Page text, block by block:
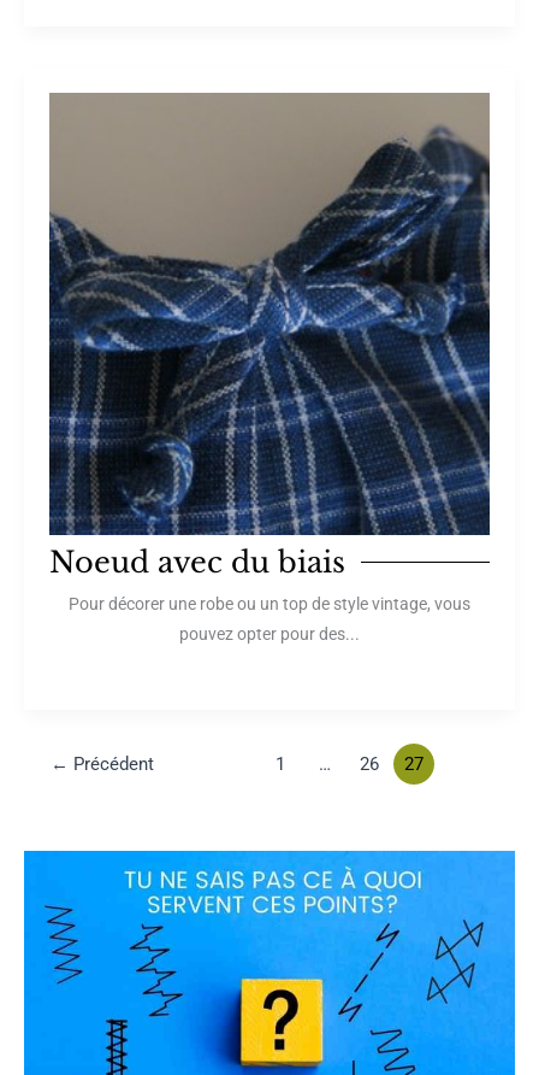
Noeud avec du biais
Pour décorer une robe ou un top de style vintage, vous
pouvez opter pour des...
← Précédent 1 … 26 27